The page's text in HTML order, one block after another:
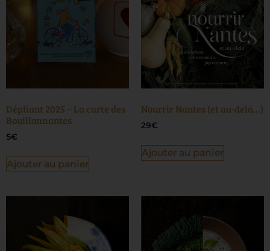
Dépliant 2025 – La carte des
Bouillonnantes
5€
Ajouter au panier
Nourrir Nantes (et au-delà…)
29€
Ajouter au panier